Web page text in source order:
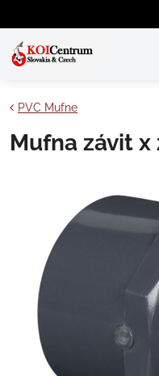
PVC Mufne
Mufna závit x